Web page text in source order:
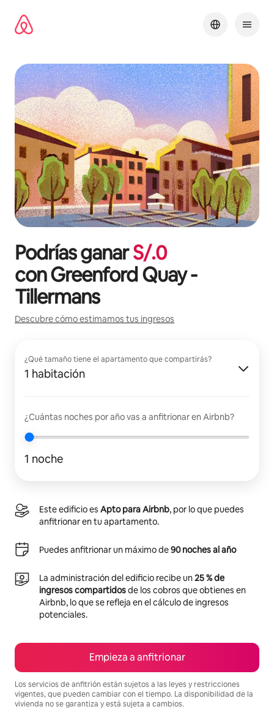
contenido
Podrías ganarS/.0
conGreenford Quay -
Tillermans
Descubre cómo estimamos tus ingresos
¿Qué tamaño tiene el apartamento que compartirás?
1 habitación
¿Cuántas noches por año vas a anfitrionar en Airbnb?
1 noche
Este edificio es Apto para Airbnb, por lo que puedes
anfitrionar en tu apartamento.
Puedes anfitrionar un máximo de90 noches al año
La administración del edificio recibe un25 % de
ingresos compartidosde los cobros que obtienes en
Airbnb, lo que se refleja en el cálculo de ingresos
potenciales.
Empieza a anfitrionar
Los servicios de anfitrión están sujetos a las leyes y restricciones
vigentes, que pueden cambiar con el tiempo. La disponibilidad de la
vivienda no se garantiza y está sujeta a cambios.